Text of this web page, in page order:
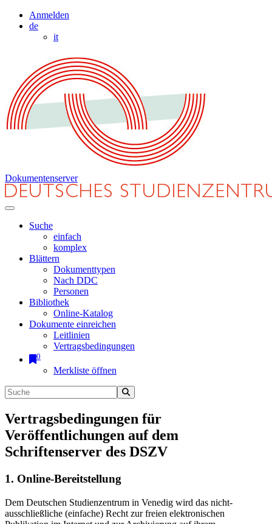
Anmelden
de
it
Dokumentenserver
Suche
einfach
komplex
Blättern
Dokumenttypen
Nach DDC
Personen
Bibliothek
Online-Katalog
Dokumente einreichen
Leitlinien
Vertragsbedingungen
0
Merkliste öffnen
Vertragsbedingungen für
Veröffentlichungen auf dem
Schriftenserver des DSZV
1. Online-Bereitstellung
Dem Deutschen Studienzentrum in Venedig wird das nicht-
ausschließliche (einfache) Recht zur freien elektronischen